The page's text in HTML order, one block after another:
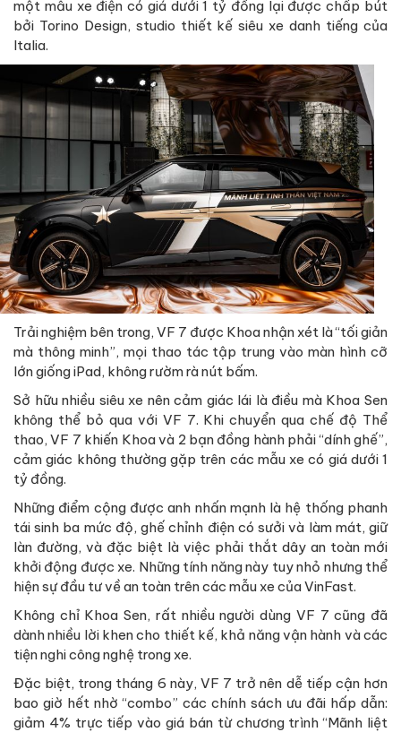
một mẫu xe điện có giá dưới 1 tỷ đồng lại được chấp bút
bởi Torino Design, studio thiết kế siêu xe danh tiếng của
Italia.
Trải nghiệm bên trong, VF 7 được Khoa nhận xét là “tối giản
mà thông minh”, mọi thao tác tập trung vào màn hình cỡ
lớn giống iPad, không rườm rà nút bấm.
Sở hữu nhiều siêu xe nên cảm giác lái là điều mà Khoa Sen
không thể bỏ qua với VF 7. Khi chuyển qua chế độ Thể
thao, VF 7 khiến Khoa và 2 bạn đồng hành phải “dính ghế”,
cảm giác không thường gặp trên các mẫu xe có giá dưới 1
tỷ đồng.
Những điểm cộng được anh nhấn mạnh là hệ thống phanh
tái sinh ba mức độ, ghế chỉnh điện có sưởi và làm mát, giữ
làn đường, và đặc biệt là việc phải thắt dây an toàn mới
khởi động được xe. Những tính năng này tuy nhỏ nhưng thể
hiện sự đầu tư về an toàn trên các mẫu xe của VinFast.
Không chỉ Khoa Sen, rất nhiều người dùng VF 7 cũng đã
dành nhiều lời khen cho thiết kế, khả năng vận hành và các
tiện nghi công nghệ trong xe.
Đặc biệt, trong tháng 6 này, VF 7 trở nên dễ tiếp cận hơn
bao giờ hết nhờ “combo” các chính sách ưu đãi hấp dẫn:
giảm 4% trực tiếp vào giá bán từ chương trình “Mãnh liệt